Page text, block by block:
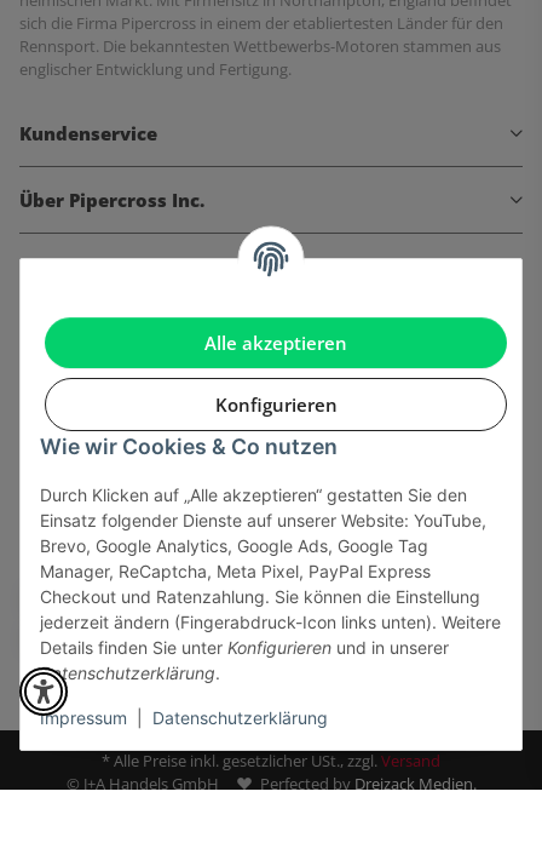
Alle akzeptieren
Konfigurieren
Wie wir Cookies & Co nutzen
Durch Klicken auf „Alle akzeptieren“ gestatten Sie den
Einsatz folgender Dienste auf unserer Website: YouTube,
Brevo, Google Analytics, Google Ads, Google Tag
Manager, ReCaptcha, Meta Pixel, PayPal Express
Checkout und Ratenzahlung. Sie können die Einstellung
jederzeit ändern (Fingerabdruck-Icon links unten). Weitere
Details finden Sie unter Konfigurieren und in unserer
Datenschutzerklärung.
Impressum Datenschutzerklärung
sich die Firma Pipercross in einem der etabliertesten Länder für den
Rennsport. Die bekanntesten Wettbewerbs-Motoren stammen aus
englischer Entwicklung und Fertigung.
Kundenservice
Über Pipercross Inc.
Informationen
Gesetzliche Informationen
Sicher bezahlen via:
* Alle Preise inkl. gesetzlicher USt., zzgl.Versand
© J+A Handels GmbH
Perfected by Dreizack Medien.